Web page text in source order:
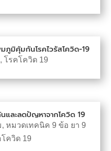
ภูมิคุ้มกันโรคไวรัสโควิด-19
, โรคโควิด 19
ละลดปัญหาจากโควิด 19
, หมวดเทคนิค 9 ข้อ ยา 9
ควิด 19